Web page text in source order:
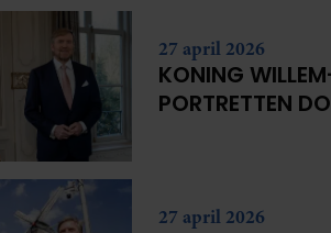
27 april 2026
KONING
PORTRETTEN
27 april 2026